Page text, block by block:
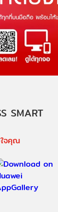
SMART
จคุณ